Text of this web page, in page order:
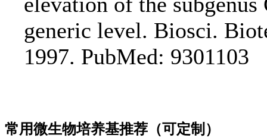
generic level. Biosci.
1997. PubMed: 9301103
常用微生物培养基推荐（可定制）